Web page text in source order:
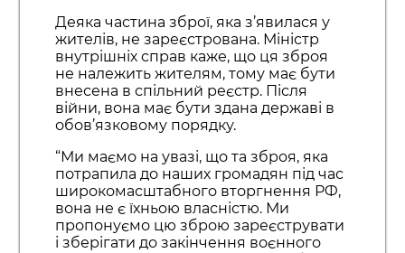
Деяка частина зброї, яка з’явилася у
жителів, не зареєстрована. Міністр
внутрішніх справ каже, що ця зброя
не належить жителям, тому має бути
внесена в спільний реєстр. Після
війни, вона має бути здана державі в
обов’язковому порядку.
“Ми маємо на увазі, що та зброя, яка
потрапила до наших громадян під час
широкомасштабного вторгнення РФ,
вона не є їхньою власністю. Ми
пропонуємо цю зброю зареєструвати
і зберігати до закінчення воєнного